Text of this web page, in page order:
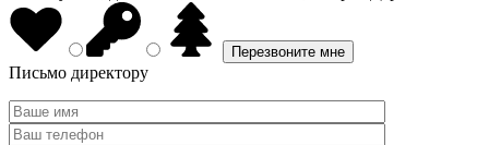
Письмо директору